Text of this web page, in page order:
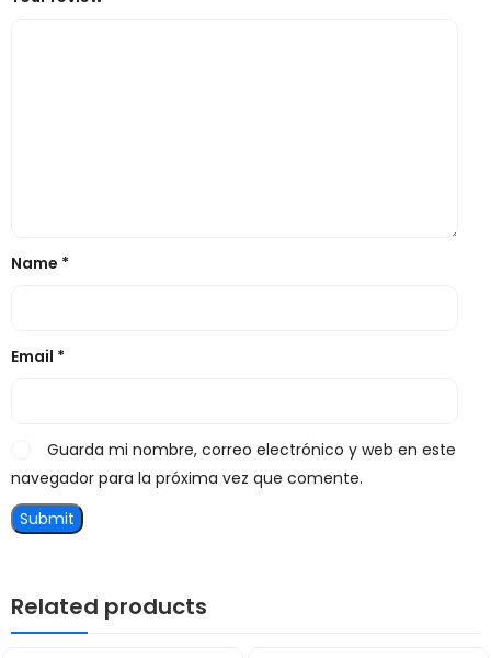
Name *
Email *
Guarda mi nombre, correo electrónico y web en este
navegador para la próxima vez que comente.
Related products